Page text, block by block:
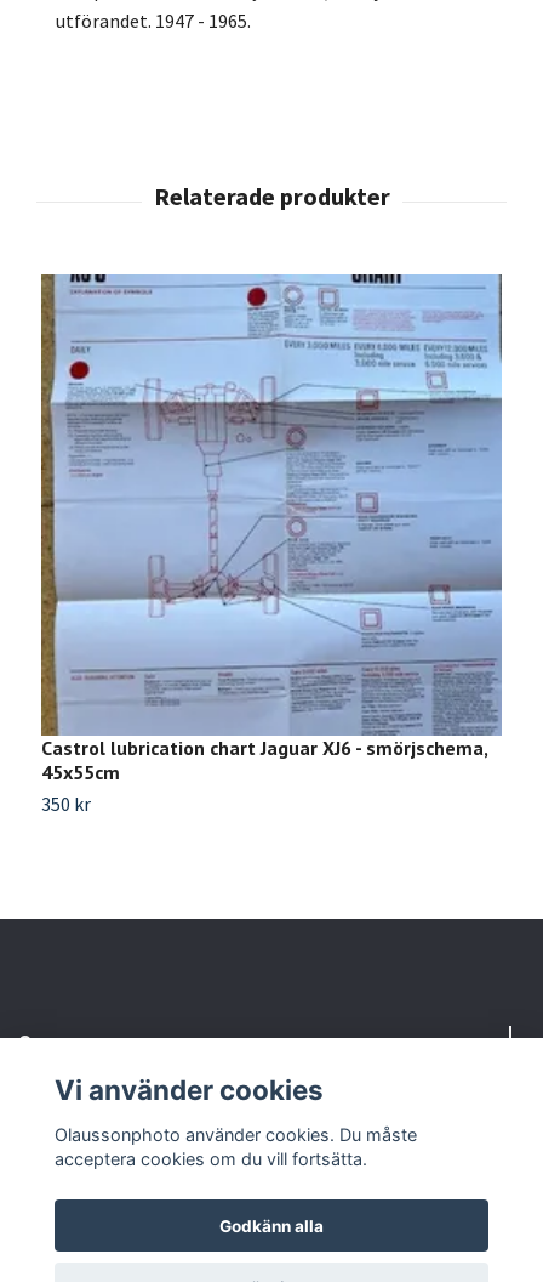
utförandet. 1947 - 1965.
Castrol lubrication chart Jaguar XJ6 - smörjschema,
45x55cm
350 kr
Om oss
Kundtjänst
Vi använder cookies
Olaussonphoto använder cookies. Du måste
acceptera cookies om du vill fortsätta.
Godkänn alla